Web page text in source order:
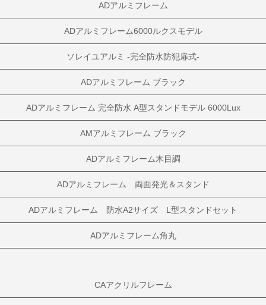
ADアルミフレーム
ADアルミフレーム6000ルクスモデル
ソレイユアルミ -完全防水防犯扉式-
ADアルミフレーム ブラック
ADアルミフレーム 完全防水 A型スタンドモデル 6000Lux
AMアルミフレーム ブラック
ADアルミフレーム木目調
ADアルミフレーム 両面発光＆スタンド
ADアルミフレーム 防水A2サイズ L型スタンドセット
ADアルミフレーム角丸
CAアクリルフレーム